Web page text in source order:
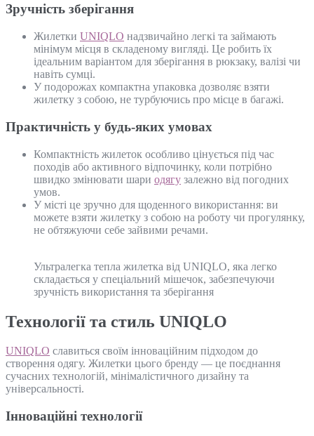
Зручність зберігання
Жилетки UNIQLO надзвичайно легкі та займають
мінімум місця в складеному вигляді. Це робить їх
ідеальним варіантом для зберігання в рюкзаку, валізі чи
навіть сумці.
У подорожах компактна упаковка дозволяє взяти
жилетку з собою, не турбуючись про місце в багажі.
Практичність у будь-яких умовах
Компактність жилеток особливо цінується під час
походів або активного відпочинку, коли потрібно
швидко змінювати шари одягу залежно від погодних
умов.
У місті це зручно для щоденного використання: ви
можете взяти жилетку з собою на роботу чи прогулянку,
не обтяжуючи себе зайвими речами.
Ультралегка тепла жилетка від UNIQLO, яка легко
складається у спеціальний мішечок, забезпечуючи
зручність використання та зберігання
Технології та стиль UNIQLO
UNIQLO славиться своїм інноваційним підходом до
створення одягу. Жилетки цього бренду — це поєднання
сучасних технологій, мінімалістичного дизайну та
універсальності.
Інноваційні технології